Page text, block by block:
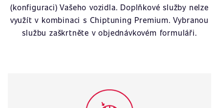
(konfiguraci) Vašeho vozidla. Doplňkové služby nelze
využít v kombinaci s Chiptuning Premium. Vybranou
službu zaškrtněte v objednávkovém formuláři.